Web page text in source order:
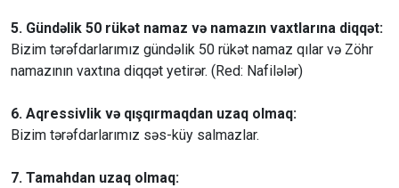
5. Gündəlik 50 rükət namaz və namazın vaxtlarına diqqət:
Bizim tərəfdarlarımız gündəlik 50 rükət namaz qılar və Zöhr
namazının vaxtına diqqət yetirər. (Red: Nafilələr)
6. Aqressivlik və qışqırmaqdan uzaq olmaq:
Bizim tərəfdarlarımız səs-küy salmazlar.
7. Tamahdan uzaq olmaq: